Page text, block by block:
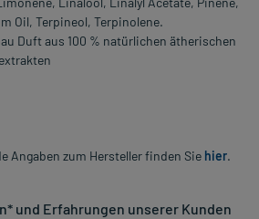
Oil, Terpineol, Terpinolene.
Duft aus 100 % natürlichen ätherischen
Angaben zum Hersteller finden Sie hier.
und Erfahrungen unserer Kunden